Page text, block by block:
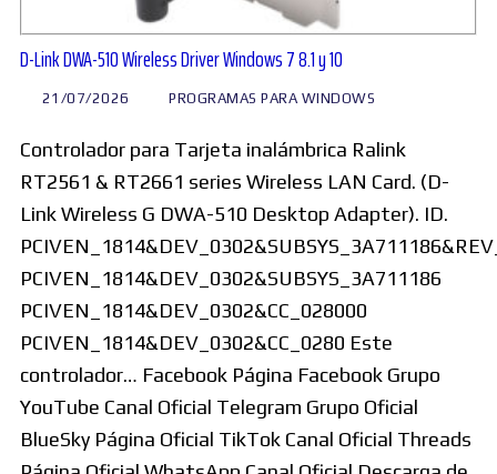
D-Link DWA-510 Wireless Driver Windows 7 8.1 y 10
21/07/2026 PROGRAMAS PARA WINDOWS
Controlador para Tarjeta inalámbrica Ralink
RT2561 & RT2661 series Wireless LAN Card. (D-
Link Wireless G DWA-510 Desktop Adapter). ID.
PCIVEN_1814&DEV_0302&SUBSYS_3A711186
PCIVEN_1814&DEV_0302&CC_028000
PCIVEN_1814&DEV_0302&CC_0280 Este
controlador… Facebook Página Facebook Grupo
YouTube Canal Oficial Telegram Grupo Oficial
BlueSky Página Oficial TikTok Canal Oficial Threads